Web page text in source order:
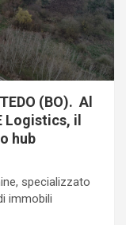
(BO). Al
Logistics, il
hub
specializzato
immobili